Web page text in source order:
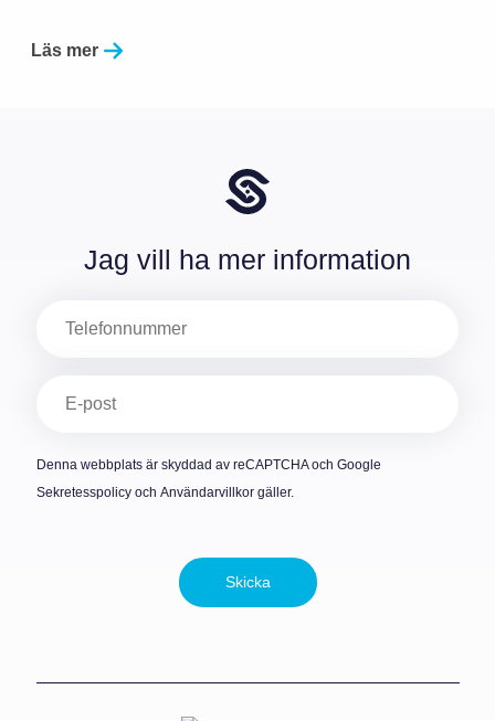
Läs mer
Jag vill ha mer information
post
Denna webbplats är skyddad av reCAPTCHA och Google
Sekretesspolicyoch Användarvillkorgäller.
Skicka